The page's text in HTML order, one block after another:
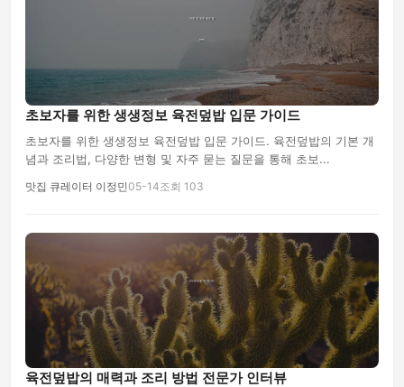
초보자를 위한 생생정보 육전덮밥 입문 가이드
초보자를 위한 생생정보 육전덮밥 입문 가이드. 육전덮밥의 기본 개
념과 조리법, 다양한 변형 및 자주 묻는 질문을 통해 초보...
맛집 큐레이터 이정민05-14조회 103
육전덮밥의 매력과 조리 방법 전문가 인터뷰